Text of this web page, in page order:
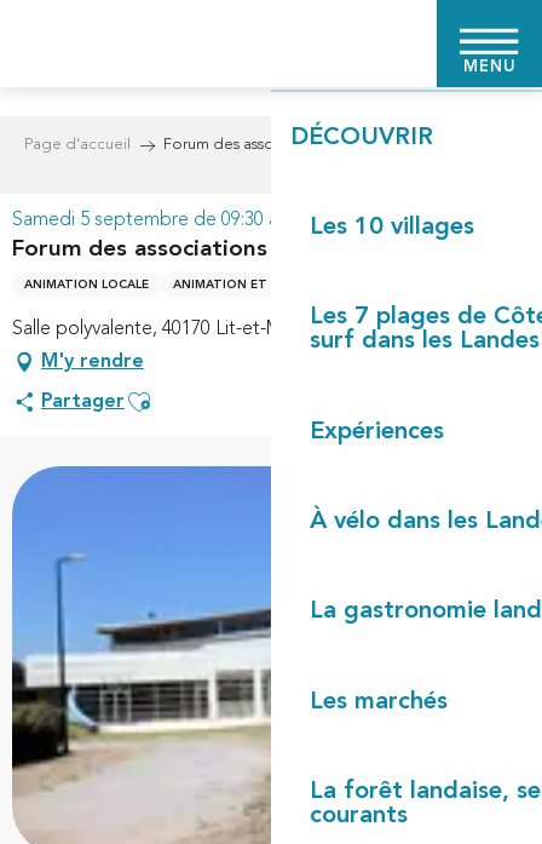
MENU
PAGE D'ACCUEIL
DÉCOUVRIR
Les 10 villages
Les 7 plages de
surf dans les Landes
Expériences
À vélo dans les
La gastronomie
Les marchés
La forêt landaise,
courants
Page d’accueil Forum des associations
Samedi 5 septembre de 09:30 à 12:30
Forum des associations
ANIMATION LOCALE ANIMATION ET FÊTE LOCALE
Salle polyvalente, 40170 Lit-et-Mixe
M'y rendre
Partager Ajouter aux favoris